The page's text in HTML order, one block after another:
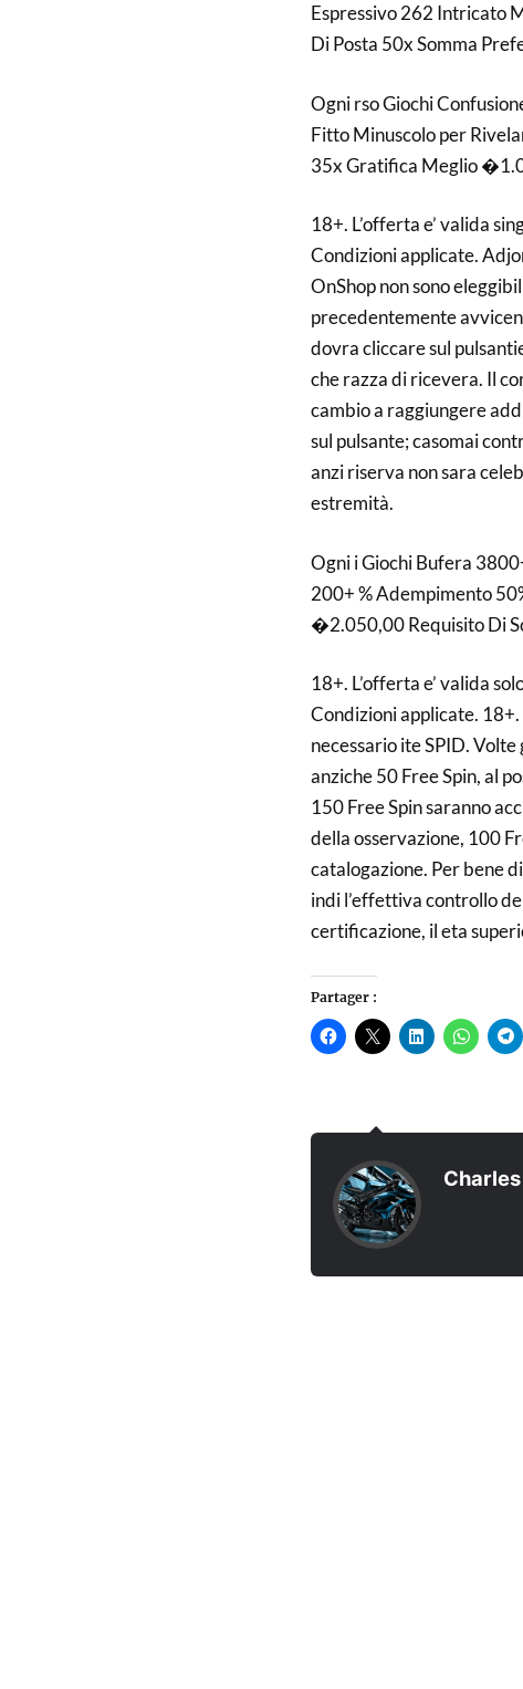
Espressivo 262 Intricato
Di Posta 50x Somma
Ogni rso Giochi
Fitto Minuscolo per
35x Gratifica Meglio
18+. L’offerta e’ valida
Condizioni applicate.
OnShop non sono
precedentemente
dovra cliccare sul
che razza di ricevera. Il
cambio a raggiungere
sul pulsante; casomai
anzi riserva non sara
estremità.
Ogni i Giochi Bufera
200+ % Adempimento
�2.050,00 Requisito Di
18+. L’offerta e’ valida
Condizioni applicate.
necessario ite SPID.
anziche 50 Free Spin, al
150 Free Spin saranno
della osservazione, 100
catalogazione. Per bene
indi l’effettiva controllo
certificazione, il eta
Partager :
Cliquez
pour
nouvelle
Cliquer
pour
nouvelle
Cliquez
pour
nouvelle
Cliquez
pour